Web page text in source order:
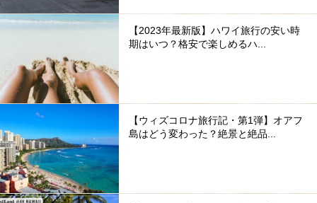
【2023年最新版】ハワイ旅行の安い時
期はいつ？格安で楽しめるハ...
【ウィズコロナ旅行記・第1弾】オアフ
島はどう変わった？絶景と絶品...